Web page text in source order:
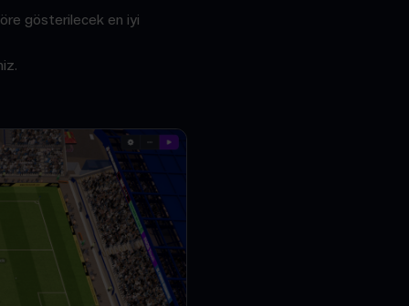
gösterilecek en iyi